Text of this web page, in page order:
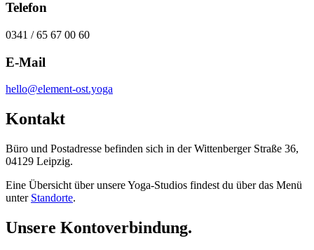
Telefon
0341 / 65 67 00 60
E-Mail
hello@element-ost.yoga
Kontakt
Büro und Postadresse befinden sich in der Wittenberger Straße 36,
04129 Leipzig.
Eine Übersicht über unsere Yoga-Studios findest du über das Menü
unter Standorte.
Unsere Kontoverbindung.